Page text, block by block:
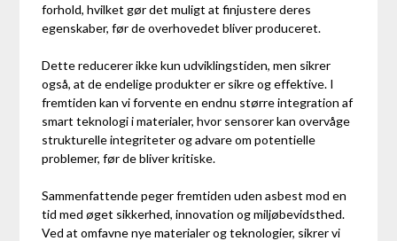
forhold, hvilket gør det muligt at finjustere deres
egenskaber, før de overhovedet bliver produceret.
Dette reducerer ikke kun udviklingstiden, men sikrer
også, at de endelige produkter er sikre og effektive. I
fremtiden kan vi forvente en endnu større integration af
smart teknologi i materialer, hvor sensorer kan overvåge
strukturelle integriteter og advare om potentielle
problemer, før de bliver kritiske.
Sammenfattende peger fremtiden uden asbest mod en
tid med øget sikkerhed, innovation og miljøbevidsthed.
Ved at omfavne nye materialer og teknologier, sikrer vi